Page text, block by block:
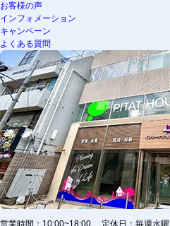
お客様の声
インフォメーション
キャンペーン
よくある質問
営業時間：10:00~18:00 定休日：毎週水曜